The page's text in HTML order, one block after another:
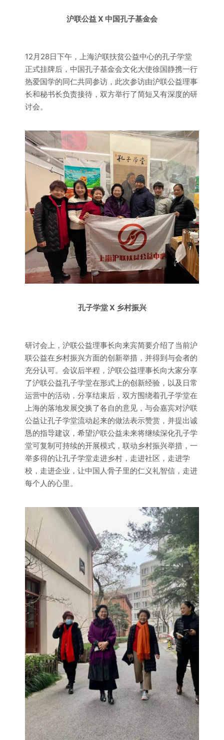
沪联公益 X 中国孔子基金会
12月28日下午，上海沪联扶贫公益中心的孔子学堂
正式挂牌后，中国孔子基金会文化大使徐国静携一行
热爱国学的同仁共同参访，此次参访由沪联公益理事
长和秘书长负责接待，双方举行了简短又有深度的研
讨会。
孔子学堂 X 乡村振兴
研讨会上，沪联公益理事长向来宾简要介绍了当前沪
联公益在乡村振兴方面的创新举措，并得到与会者的
充分认可。会议后半程，沪联公益理事长向大家分享
了沪联公益孔子学堂在形式上的创新经验，以及日常
运营中的活动，分享结束后，双方围绕着孔子学堂在
上海的落地发展交换了各自的意见，与会嘉宾对沪联
公益让孔子学堂流动起来的做法表示赞赏，并提出诚
恳的指导建议，希望沪联公益未来将继续深化孔子学
堂可复制可持续的开展模式，联动乡村振兴举措，一
举多得的让孔子学堂走进乡村，走进社区，走进学
校，走进企业，让中国人骨子里的仁义礼智信，走进
每个人的心里。